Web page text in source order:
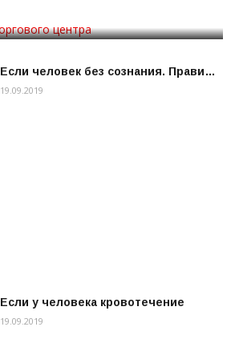
Если человек без сознания. Прави…
19.09.2019
Если у человека кровотечение
19.09.2019